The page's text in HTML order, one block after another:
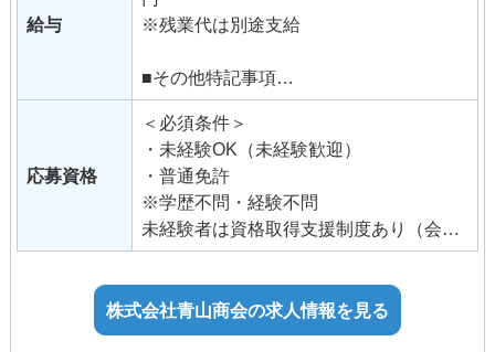
ノルマなし 〇。●。ここが魅力〇。●。
は充実感あり！
・故障修理を直せた時の達成感！
・車両、用品等の社員割引あり！
〇。●。〇。●。〇。●。〇。●。 【取り
扱い車種制限無し。オールジャンルの車
種を扱えます】
メーカー指定は無くオールジャンルの車
ディーラーなどでは得られない幅広い整
備知識、経験を身につけられる環境で
す。 【転居を伴う転勤無し。地域に根差
そのためお客様との距離感が近く、また
転居を伴う転勤もないので、永いお付き
合いが出来る環境です。
人と話すことが好きな人はバイクのアオ
ヤマの整備士に向いています。
給与
※残業代は別途支給
■その他特記事項
・試用期間: 3ヶ月（同条件）
・昇給あり
・賞与あり(年2回) ※業績連動の期末賞与
あり
■手当
役職手当
技能手当・資格手当
精勤手当
応募資格
＜必須条件＞
・未経験OK（未経験歓迎）
・普通免許
※学歴不問・経験不問
未経験者は資格取得支援制度あり（会社
全額負担） ＜歓迎条件＞
・高卒（工業高校出身者歓迎！）、専門
卒、大学卒も勿論OK！（新卒・第二新卒
OK）
株式会社青山商会の求人情報を見る